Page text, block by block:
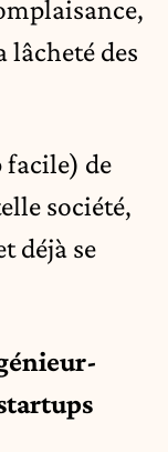
lâcheté des
facile) de
société,
déjà se